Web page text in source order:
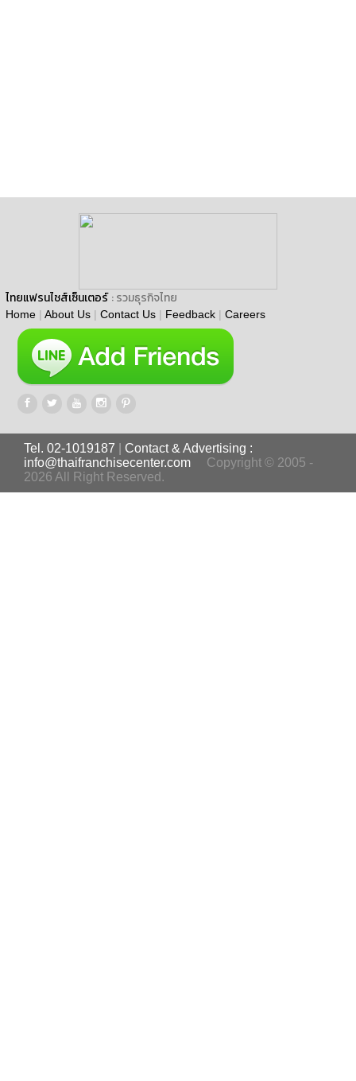
ไทยแฟรนไชส์เซ็นเตอร์ : รวมธุรกิจไทย
Home | About Us | Contact Us | Feedback | Careers
Tel. 02-1019187
Contact & Advertising :
info@thaifranchisecenter.com
Copyright © 2005 -
2026 All Right Reserved.